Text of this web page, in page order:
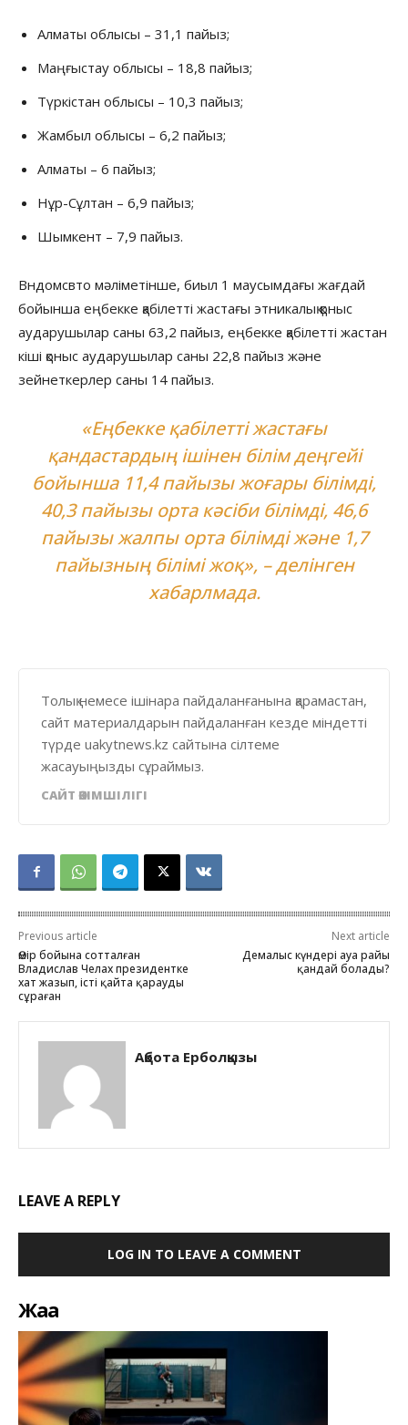
Алматы облысы – 31,1 пайыз;
Маңғыстау облысы – 18,8 пайыз;
Түркістан облысы – 10,3 пайыз;
Жамбыл облысы – 6,2 пайыз;
Алматы – 6 пайыз;
Нұр-Сұлтан – 6,9 пайыз;
Шымкент – 7,9 пайыз.
Вндомсвто мәліметінше, биыл 1 маусымдағы жағдай
бойынша еңбекке қабілетті жастағы этникалық қоныс
аударушылар саны 63,2 пайыз, еңбекке қабілетті жастан
кіші қоныс аударушылар саны 22,8 пайыз және
зейнеткерлер саны 14 пайыз.
«Еңбекке қабілетті жастағы
қандастардың ішінен білім деңгейі
бойынша 11,4 пайызы жоғары білімді,
40,3 пайызы орта кәсіби білімді, 46,6
пайызы жалпы орта білімді және 1,7
пайызның білімі жоқ», – делінген
хабарлмада.
Толық немесе ішінара пайдаланғанына қарамастан,
сайт материалдарын пайдаланған кезде міндетті
түрде uakytnews.kz сайтына сілтеме
жасауыңызды сұраймыз.
САЙТ ӘКІМШІЛІГІ
Previous article
Өмір бойына сотталған
Владислав Челах президентке
хат жазып, істі қайта қарауды
сұраған
Next article
Демалыс күндері ауа райы
қандай болады?
Ақбота Ерболқызы
LEAVE A REPLY
LOG IN TO LEAVE A COMMENT
Жаңа